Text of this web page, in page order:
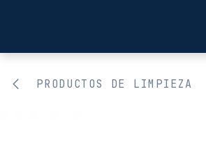
PRODUCTOS DE LIMPIEZA